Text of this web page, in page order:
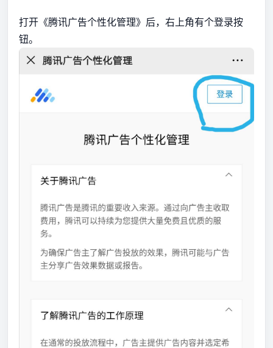
打开《腾讯广告个性化管理》后，右上角有个登录按
钮。